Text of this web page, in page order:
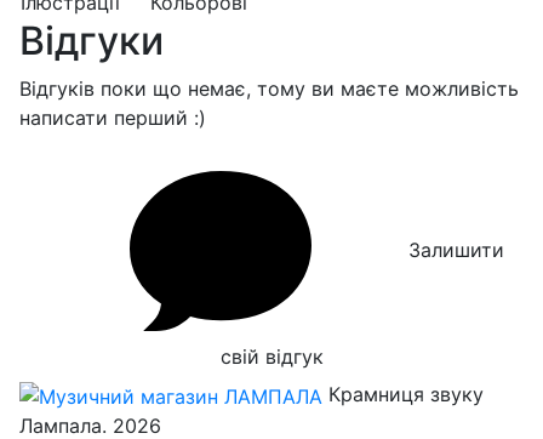
Відгуки
Відгуків поки що немає, тому ви маєте можливість
написати перший :)
Залишити
свій відгук
Крамниця звуку
Лампала. 2026